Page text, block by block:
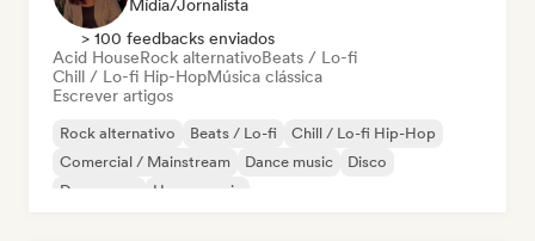
Mídia/Jornalista
> 100 feedbacks enviados
Acid HouseRock alternativoBeats / Lo-fi
Chill / Lo-fi Hip-HopMúsica clássica
Escrever artigos
Rock alternativo Beats / Lo-fi
Chill / Lo-fi Hip-Hop
Comercial / Mainstream
Dance music
Disco
Dream pop
House music